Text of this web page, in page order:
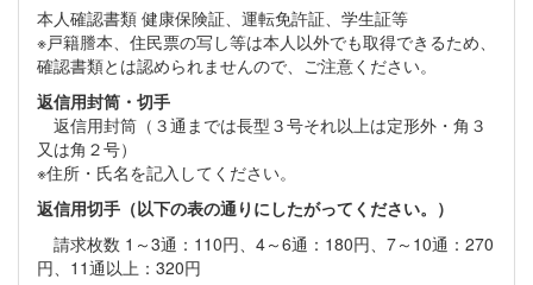
本人確認書類 健康保険証、運転免許証、学生証等
※戸籍謄本、住民票の写し等は本人以外でも取得できるため、
確認書類とは認められませんので、ご注意ください。
返信用封筒・切手
返信用封筒（３通までは長型３号それ以上は定形外・角３
又は角２号）
※住所・氏名を記入してください。
返信用切手（以下の表の通りにしたがってください。）
請求枚数 1～3通：110円、4～6通：180円、7～10通：270
円、11通以上：320円